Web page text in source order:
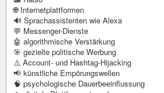
🌐 Internetplattformen
🔊 Sprachassistenten wie Alexa
💬 Messenger-Dienste
🤖 algorithmische Verstärkung
🎯 gezielte politische Werbung
⚠️ Account- und Hashtag-Hijacking
📢 künstliche Empörungswellen
🧠 psychologische Dauerbeeinflussung